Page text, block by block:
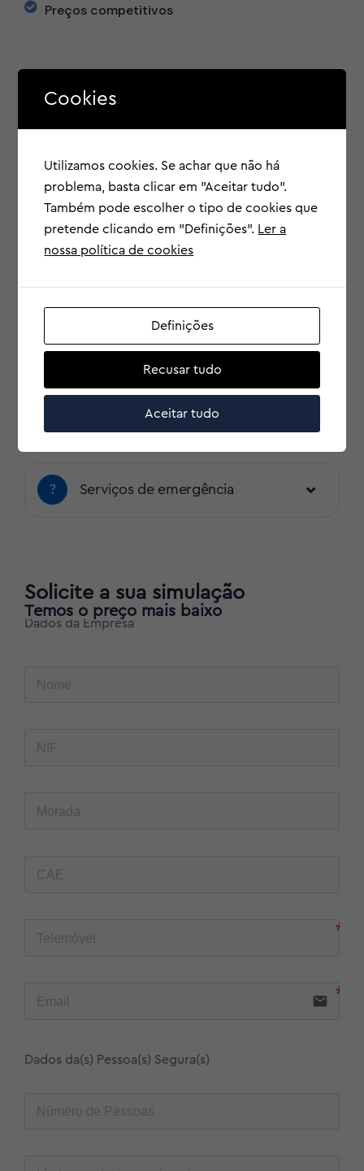
Preços competitivos
? Consultas médicas
? Exames de diagnóstico
? Tratamentos
Check-ups
? Serviços de emergência
Solicite a sua simulação
Temos o preço mais baixo
Dados da Empresa
email
Dados da(s) Pessoa(s) Segura(s)
Cookies
Utilizamos cookies. Se achar que não há
problema, basta clicar em "Aceitar tudo".
Também pode escolher o tipo de cookies que
pretende clicando em "Definições". Ler a
nossa política de cookies
Definições
Recusar tudo
Aceitar tudo